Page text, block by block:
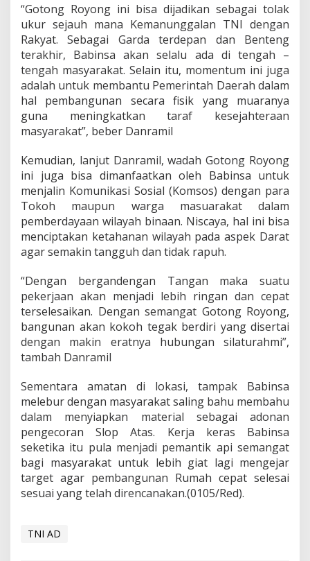
“Gotong Royong ini bisa dijadikan sebagai tolak
ukur sejauh mana Kemanunggalan TNI dengan
Rakyat. Sebagai Garda terdepan dan Benteng
terakhir, Babinsa akan selalu ada di tengah –
tengah masyarakat. Selain itu, momentum ini juga
adalah untuk membantu Pemerintah Daerah dalam
hal pembangunan secara fisik yang muaranya
guna meningkatkan taraf kesejahteraan
masyarakat”, beber Danramil
Kemudian, lanjut Danramil, wadah Gotong Royong
ini juga bisa dimanfaatkan oleh Babinsa untuk
menjalin Komunikasi Sosial (Komsos) dengan para
Tokoh maupun warga masuarakat dalam
pemberdayaan wilayah binaan. Niscaya, hal ini bisa
menciptakan ketahanan wilayah pada aspek Darat
agar semakin tangguh dan tidak rapuh.
“Dengan bergandengan Tangan maka suatu
pekerjaan akan menjadi lebih ringan dan cepat
terselesaikan. Dengan semangat Gotong Royong,
bangunan akan kokoh tegak berdiri yang disertai
dengan makin eratnya hubungan silaturahmi”,
tambah Danramil
Sementara amatan di lokasi, tampak Babinsa
melebur dengan masyarakat saling bahu membahu
dalam menyiapkan material sebagai adonan
pengecoran Slop Atas. Kerja keras Babinsa
seketika itu pula menjadi pemantik api semangat
bagi masyarakat untuk lebih giat lagi mengejar
target agar pembangunan Rumah cepat selesai
sesuai yang telah direncanakan.(0105/Red).
TNI AD